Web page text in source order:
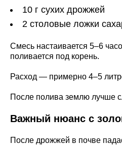
10 г сухих дрожжей
2 столовые ложки
Смесь настаивается 5–6
поливается под корень.
Расход — примерно 4–5
После полива землю лучше
Важный нюанс с
После дрожжей в почве